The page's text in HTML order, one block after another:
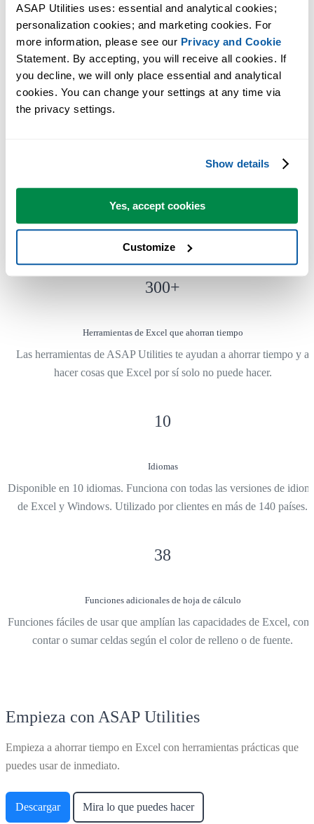
ASAP Utilities uses: essential and analytical cookies;
personalization cookies; and marketing cookies. For
more information, please see our Privacy and Cookie
Statement. By accepting, you will receive all cookies. If
you decline, we will only place essential and analytical
cookies. You can change your settings at any time via
the privacy settings.
Show details
Yes, accept cookies
Customize
Un conjunto de herramientas para fórmulas.
Puede empezar de inmediato. No se necesita formación.
Utilizado por equipos en más de 28.500 organizaciones.
300+
Herramientas de Excel que ahorran tiempo
Las herramientas de ASAP Utilities te ayudan a ahorrar tiempo y a
hacer cosas que Excel por sí solo no puede hacer.
10
Idiomas
Disponible en 10 idiomas. Funciona con todas las versiones de
de Excel y Windows. Utilizado por clientes en más de 140 países.
38
Funciones adicionales de hoja de cálculo
Funciones fáciles de usar que amplían las capacidades de Excel,
contar o sumar celdas según el color de relleno o de fuente.
Empieza con ASAP Utilities
Empieza a ahorrar tiempo en Excel con herramientas prácticas que
puedes usar de inmediato.
Descargar Mira lo que puedes hacer